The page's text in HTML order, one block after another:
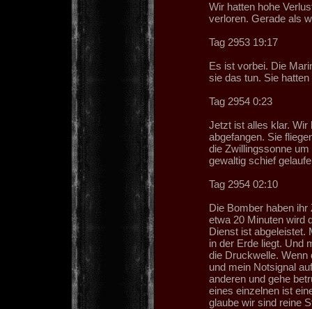
Wir hatten hohe
verloren. Gerade als
Tag 2953 19:17
Es ist vorbei. Die
sie das tun. Sie
Tag 2954 0:23
Jetzt ist alles klar. Wir
abgefangen. Sie
die Zwillingssonne
gewaltig schief
Tag 2954 02:10
Die Bomber haben
etwa 20 Minuten wird
Dienst ist abgeleistet.
in der Erde liegt. Und
die Druckwelle. Wenn
und mein Notsignal
anderen und gehe
eines einzelnen ist
glaube wir sind reine